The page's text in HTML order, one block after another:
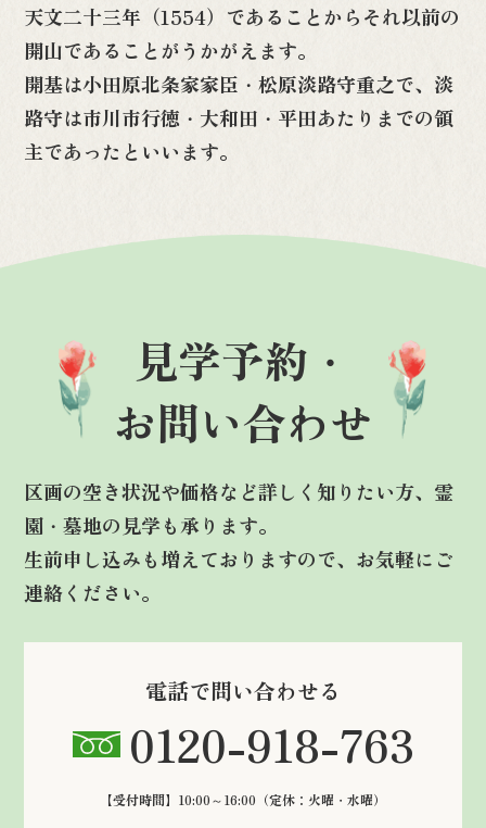
天文二十三年（1554）であることからそれ以前の
開山であることがうかがえます。
開基は小田原北条家家臣・松原淡路守重之で、淡
路守は市川市行徳・大和田・平田あたりまでの領
主であったといいます。
見学予約・
お問い合わせ
区画の空き状況や価格など詳しく知りたい方、霊
園・墓地の見学も承ります。
生前申し込みも増えておりますので、お気軽にご
連絡ください。
電話で問い合わせる
0120-918-763
【受付時間】10:00～16:00 （定休：火曜・水曜）